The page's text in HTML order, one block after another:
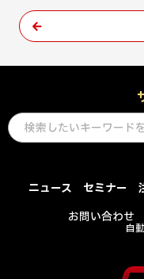
ニュース セミナー
お問い合わせ
自